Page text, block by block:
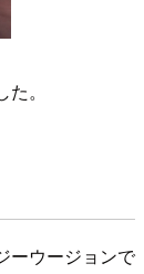
。
ーウージョンで